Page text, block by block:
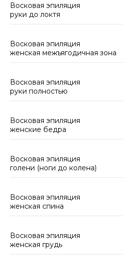
Восковая эпиляция
руки до локтя
Восковая эпиляция
женская межъягодичная зона
Восковая эпиляция
руки полностью
Восковая эпиляция
женские бедра
Восковая эпиляция
голени (ноги до колена)
Восковая эпиляция
женская спина
Восковая эпиляция
женская грудь